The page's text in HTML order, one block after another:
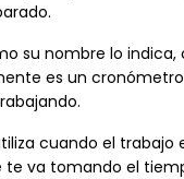
su nombre lo
es un
cuando el
te va tomando el